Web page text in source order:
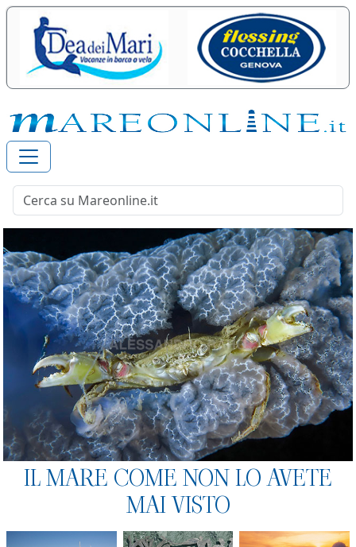
IL MARE COME NON LO AVETE
MAI VISTO